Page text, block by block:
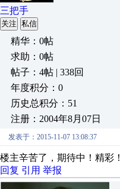
三把手
关注 私信
精华：0帖
求助：0帖
帖子：4帖 | 338回
年度积分：0
历史总积分：51
注册：2004年8月07日
发表于：2015-11-07 13:08:37
楼主辛苦了，期待中！精彩！
回复 引用 举报